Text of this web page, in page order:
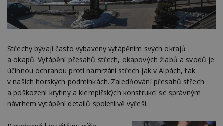
Střechy bývají často vybaveny vytápěním svých okrajů
a okapů. Vytápění přesahů střech, okapových žlabů a svodů je
účinnou ochranou proti namrzání střech jak v Alpách, tak
v našich horských podmínkách. Zaledňování přesahů střech
a poškození krytiny a klempířských konstrukcí se správným
návrhem vytápění detailů spolehlivě vyřeší.